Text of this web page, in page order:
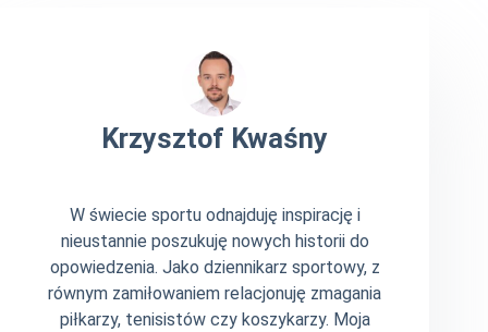
Krzysztof Kwaśny
W świecie sportu odnajduję inspirację i
nieustannie poszukuję nowych historii do
opowiedzenia. Jako dziennikarz sportowy, z
równym zamiłowaniem relacjonuję zmagania
piłkarzy, tenisistów czy koszykarzy. Moja